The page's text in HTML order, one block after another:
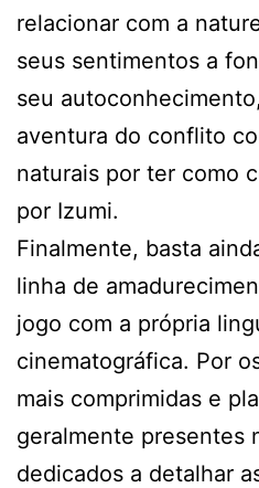
relacionar com a
seus sentimentos a
seu
aventura do conflito
naturais por ter como
por Izumi.
Finalmente, basta
linha de
jogo com a própria
cinematográfica. Por
mais comprimidas e
geralmente presentes
dedicados a detalhar